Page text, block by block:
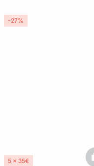
5 x 35€
-27%